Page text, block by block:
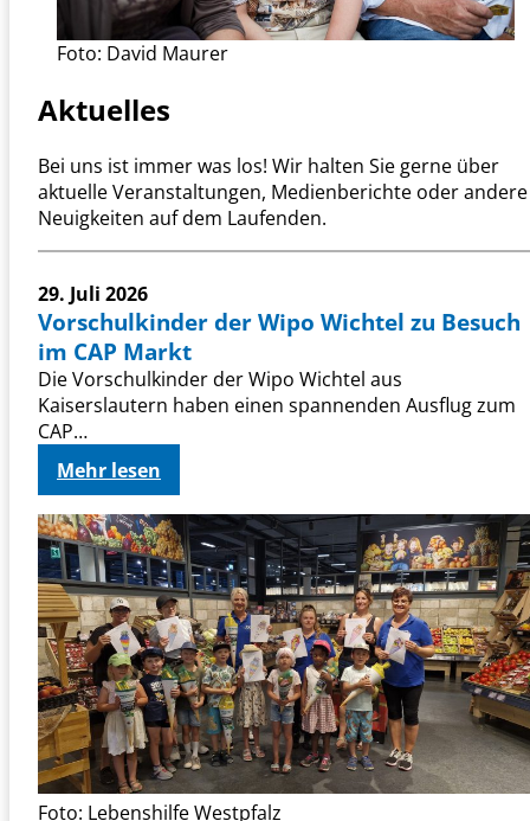
Foto: David Maurer
Aktuelles
Bei uns ist immer was los! Wir halten Sie gerne über
aktuelle Veranstaltungen, Medienberichte oder andere
Neuigkeiten auf dem Laufenden.
29. Juli 2026
Vorschulkinder der Wipo Wichtel zu Besuch
im CAP Markt
Die Vorschulkinder der Wipo Wichtel aus
Kaiserslautern haben einen spannenden Ausflug zum
CAP…
Mehr lesen
V
o
r
s
c
h
u
l
k
i
n
d
e
Foto: Lebenshilfe Westpfalz